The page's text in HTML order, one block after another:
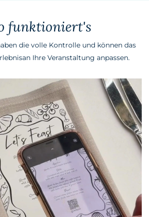
funktioniert's
die volle Kontrolle und können das
an Ihre Veranstaltung anpassen.